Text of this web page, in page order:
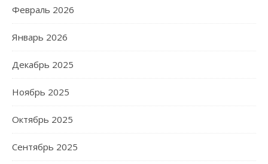
Февраль 2026
Январь 2026
Декабрь 2025
Ноябрь 2025
Октябрь 2025
Сентябрь 2025